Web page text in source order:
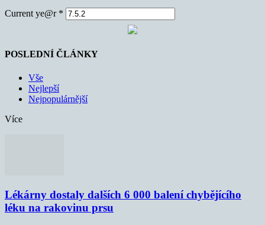
Current ye@r *
POSLEDNÍ ČLÁNKY
Vše
Nejlepší
Nejpopulárnější
Více
Lékárny dostaly dalších 6 000 balení chybějícího
léku na rakovinu prsu